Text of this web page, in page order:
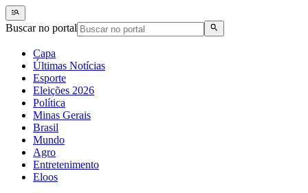
Buscar no portal
Capa
Últimas Notícias
Esporte
Eleições 2026
Política
Minas Gerais
Brasil
Mundo
Agro
Entretenimento
Eloos